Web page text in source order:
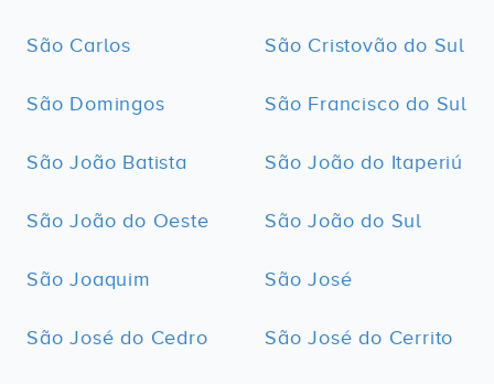
São Carlos São Cristovão do Sul
São Domingos São Francisco do Sul
São João Batista São João do Itaperiú
São João do Oeste São João do Sul
São Joaquim São José
São José do Cedro São José do Cerrito